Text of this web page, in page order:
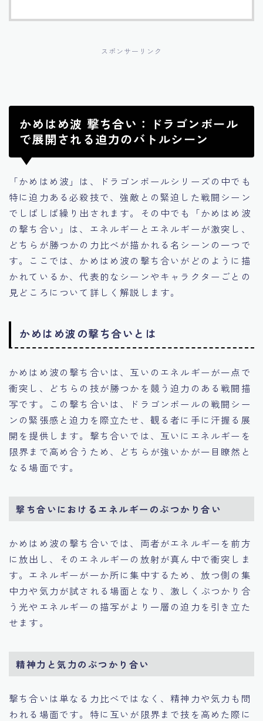
スポンサーリンク
かめはめ波 撃ち合い：ドラゴンボール
で展開される迫力のバトルシーン
「かめはめ波」は、ドラゴンボールシリーズの中でも
特に迫力ある必殺技で、強敵との緊迫した戦闘シーン
でしばしば繰り出されます。その中でも「かめはめ波
の撃ち合い」は、エネルギーとエネルギーが激突し、
どちらが勝つかの力比べが描かれる名シーンの一つで
す。ここでは、かめはめ波の撃ち合いがどのように描
かれているか、代表的なシーンやキャラクターごとの
見どころについて詳しく解説します。
かめはめ波の撃ち合いとは
かめはめ波の撃ち合いは、互いのエネルギーが一点で
衝突し、どちらの技が勝つかを競う迫力のある戦闘描
写です。この撃ち合いは、ドラゴンボールの戦闘シー
ンの緊張感と迫力を際立たせ、観る者に手に汗握る展
開を提供します。撃ち合いでは、互いにエネルギーを
限界まで高め合うため、どちらが強いかが一目瞭然と
なる場面です。
撃ち合いにおけるエネルギーのぶつかり合い
かめはめ波の撃ち合いでは、両者がエネルギーを前方
に放出し、そのエネルギーの放射が真ん中で衝突しま
す。エネルギーが一か所に集中するため、放つ側の集
中力や気力が試される場面となり、激しくぶつかり合
う光やエネルギーの描写がより一層の迫力を引き立た
せます。
精神力と気力のぶつかり合い
撃ち合いは単なる力比べではなく、精神力や気力も問
われる場面です。特に互いが限界まで技を高めた際に